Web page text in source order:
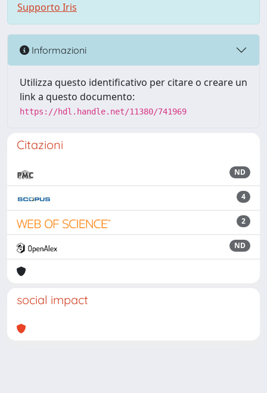
Supporto Iris
Informazioni
Utilizza questo identificativo per citare o creare un
link a questo documento:
https://hdl.handle.net/11380/741969
Citazioni
ND
4
2
ND
social impact